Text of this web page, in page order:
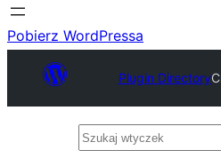
Pobierz WordPressa
Plugin Directory
Szukaj